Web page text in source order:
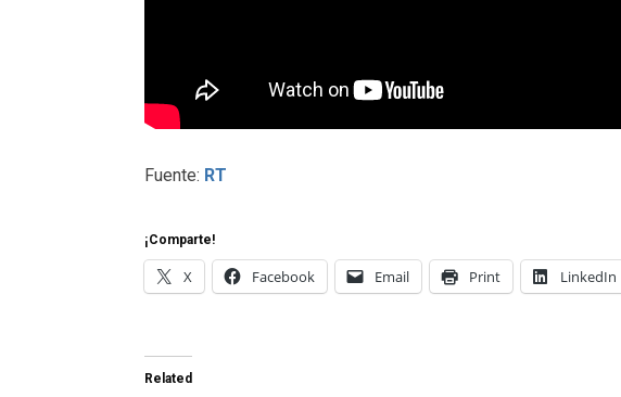
Fuente: RT
¡Comparte!
X Facebook Email Print LinkedIn
Related